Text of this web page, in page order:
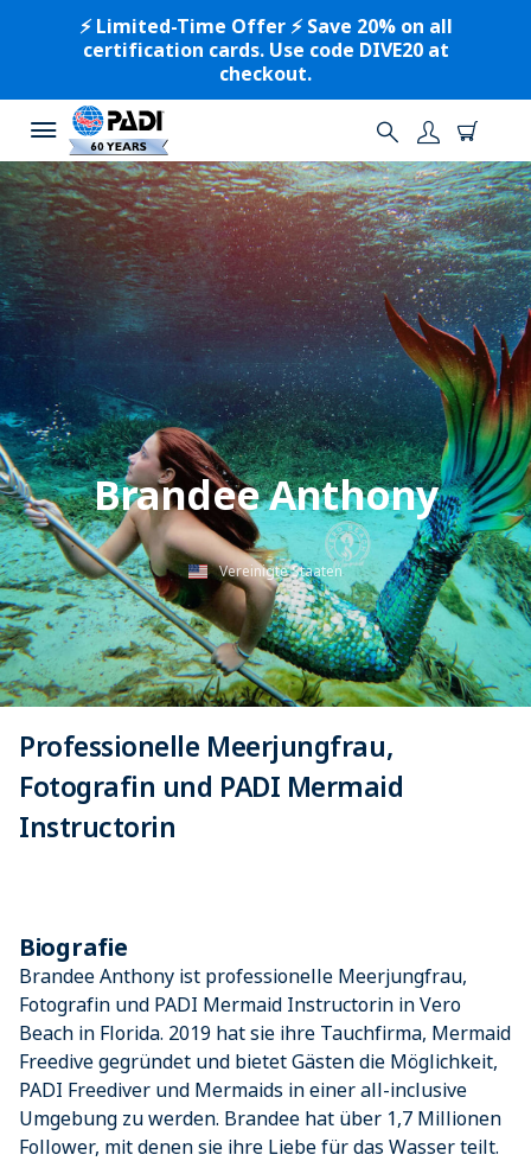
⚡️ Limited-Time Offer ⚡️ Save 20% on all
certification cards. Use code DIVE20 at
checkout.
Brandee Anthony
Vereinigte Staaten
Professionelle Meerjungfrau,
Fotografin und PADI Mermaid
Instructorin
Biografie
Brandee Anthony ist professionelle Meerjungfrau,
Fotografin und PADI Mermaid Instructorin in Vero
Beach in Florida. 2019 hat sie ihre Tauchfirma, Mermaid
Freedive gegründet und bietet Gästen die Möglichkeit,
PADI Freediver und Mermaids in einer all-inclusive
Umgebung zu werden. Brandee hat über 1,7 Millionen
Follower, mit denen sie ihre Liebe für das Wasser teilt.